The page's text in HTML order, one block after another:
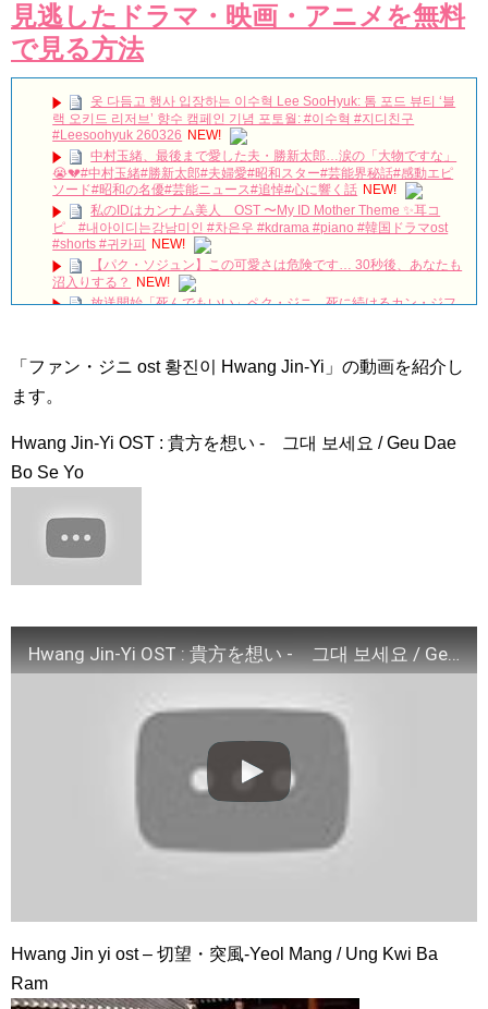
見逃したドラマ・映画・アニメを無料
で見る方法
옷 다듬고 행사 입장하는 이수혁 Lee SooHyuk: 톰 포드 뷰티 ‘블
랙 오키드 리저브’ 향수 캠페인 기념 포토월: #이수혁 #지디친구
#Leesoohyuk 260326 NEW!
中村玉緒、最後まで愛した夫・勝新太郎…涙の「大物ですな」
😭💔#中村玉緒#勝新太郎#夫婦愛#昭和スター#芸能界秘話#感動エピ
ソード#昭和の名優#芸能ニュース#追悼#心に響く話 NEW!
私のIDはカンナム美人 OST 〜My ID Mother Theme ✨耳コ
ピ #내아이디는강남미인 #차은우 #kdrama #piano #韓国ドラマost
#shorts #귀카피 NEW!
【パク・ソジュン】この可愛さは危険です… 30秒後、あなたも
沼入りする？
NEW!
放送開始「死んでもいい」ペク・ジニ、死に続けるカン・ジフ
美人 #차은우
NEW!
パク・ボゴムがショーンとジョギングしている最新写真がファ
その女の海 トレーラー NEW!
글로 남자 배운 전소민이 보여준 새로운 세계 | 톱스타유백이
NEW!
[4K] コン・ユ、夜遅くまで空港に出迎えに来たファンに嬉しい
「30だけど17です」2019年7月2日TSUTAYA先行レンタル開
NEW!
12點｜東森戲劇40頻道
ダ）」の意味・使い方について
について
「退屈だ・暇だ」を韓国語では？「심심하다（シムシマダ）」
HSF(126)-윤균상 서울숲 벤치 (YUN Kyunsang)(4)September::
Healing in Seoul Forest (서울숲)
ハン・ヘジン 한혜진 – (선공개) 강남 3대 얼짱 출신 &#39;한혜진
九尾狐外伝 第２話 キム・ジウ チョ・ヒョンジェ
チョ・ヒョンジェ 조현재 九尾狐外伝 制作発表会
「ファン・ジニ ost 황진이 Hwang Jin-Yi」の動画を紹介し
ます。
Hwang Jin-Yi OST : 貴方を想い - 그대 보세요 / Geu Dae
Bo Se Yo
Hwang Jin-Yi OST : 貴方を想い - 그대 보세요 / Geu Dae Bo Se Yo
Hwang Jin yi ost – 切望・突風-Yeol Mang / Ung Kwi Ba
Ram